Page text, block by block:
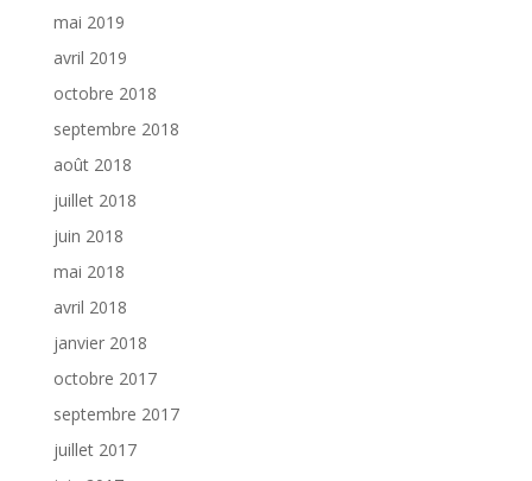
mai 2019
avril 2019
octobre 2018
septembre 2018
août 2018
juillet 2018
juin 2018
mai 2018
avril 2018
janvier 2018
octobre 2017
septembre 2017
juillet 2017